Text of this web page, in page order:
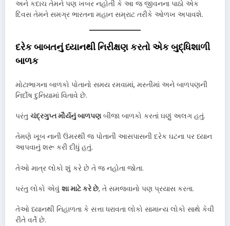
અને કદાચ તેમને પણ ખબર નહોતી કે આ જ જીવનના પાઠો એક
દિવસ તેમને સમગ્ર ભારતના મહાન સમ્રાટ તરીકે ઓળખ અપાવશે.
દરેક બાબતનું ધ્યાનથી નિરીક્ષણ કરતો એક બુદ્ધિશાળી
બાળક
મોટાભાગના બાળકો પોતાનો સમય રમવામાં, મસ્તીમાં અને બાળપણની
નિર્દોષ દુનિયામાં વિતાવે છે.
પરંતુ ચંદ્રગુપ્ત મૌર્યનું બાળપણબીજા બાળકો કરતાં ઘણું અલગ હતું.
તેમણે ખૂબ નાની ઉંમરથી જ પોતાની આસપાસની દરેક ઘટના પર ધ્યાન
આપવાનું શરૂ કરી દીધું હતું.
તેઓ માત્ર લોકો શું કરે છે તે જ નહોતા જોતા.
પરંતુ લોકો એવું શા માટે કરે છે, તે સમજવાનો પણ પ્રયાસ કરતા.
તેઓ ધ્યાનથી નિહાળતા કે સત્તા ધરાવતા લોકો સામાન્ય લોકો સાથે કેવી
રીતે વર્તે છે.